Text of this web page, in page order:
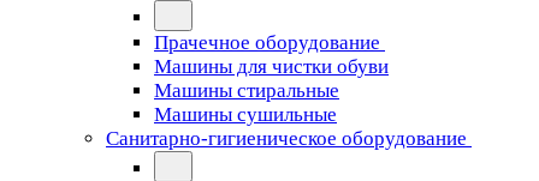
Прачечное оборудование
Машины для чистки обуви
Машины стиральные
Машины сушильные
Санитарно-гигиеническое оборудование